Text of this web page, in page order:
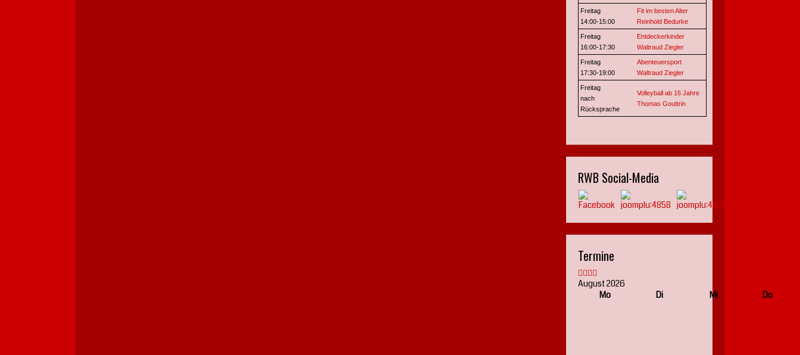
Freitag
14:00-15:00
Fit im besten Alter
Reinhold Bedurke
Freitag
16:00-17:30
Entdeckerkinder
Waltraud Ziegler
Freitag
17:30-19:00
Abenteuersport
Waltraud Ziegler
Freitag
nach
Rücksprache
Volleyball ab 16 Jahre
Thomas Gouttrin
RWB Social-Media
Termine
August 2026
Mo
Di Mi Do